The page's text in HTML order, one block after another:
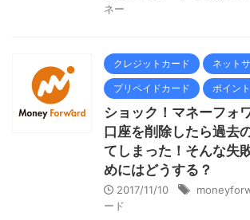
ネー
クレジットカード ネット
プリペイドカード ポイント
ショック！マネーフォ
口座を削除したら過去
てしまった！そんな失
めにはどうする？
2017/11/10
ード